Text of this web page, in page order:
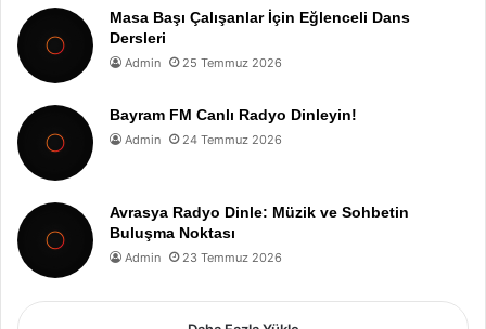
Masa Başı Çalışanlar İçin Eğlenceli Dans
Dersleri
Admin 25 Temmuz 2026
Bayram FM Canlı Radyo Dinleyin!
Admin 24 Temmuz 2026
Avrasya Radyo Dinle: Müzik ve Sohbetin
Buluşma Noktası
Admin 23 Temmuz 2026